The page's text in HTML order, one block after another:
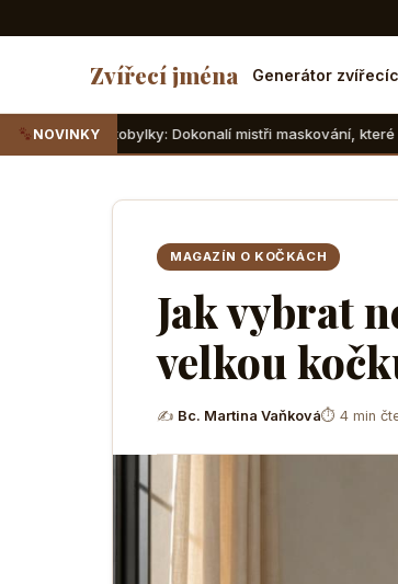
Zvířecí jména Generátor
NOVINKY
Dokonalí mistři maskování, které v teráriu sotva
MAGAZÍN O KOČKÁCH
Jak vybrat
velkou
✍ Bc. Martina Vaňková⏱ 4 min